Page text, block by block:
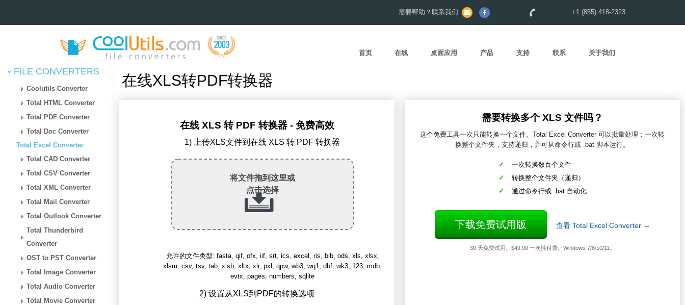
需要帮助？联系我们 +1 (855) 418-2323
首页 在线 桌面应用 产品 支持 联系 关于我们
FILE CONVERTERS
Coolutils Converter
Total HTML Converter
Total PDF Converter
Total Doc Converter
Total Excel Converter
Total CAD Converter
Total CSV Converter
Total XML Converter
Total Mail Converter
Total Outlook Converter
Total Thunderbird
Converter
OST to PST Converter
Total Image Converter
Total Audio Converter
Total Movie Converter
在线XLS转PDF转换器
在线 XLS 转 PDF 转换器 - 免费高效
1) 上传XLS文件到在线 XLS 转 PDF 转换器
将文件拖到这里或
点击选择
允许的文件类型: fasta, qif, ofx, iif, srt, ics, excel, ris, bib, ods, xls, xlsx,
xlsm, csv, tsv, tab, xlsb, xltx, xlr, pxl, qpw, wb3, wq1, dbf, wk3, 123, mdb,
evtx, pages, numbers, sqlite
2) 设置从XLS到PDF的转换选项
需要转换多个 XLS 文件吗？
这个免费工具一次只能转换一个文件。Total Excel Converter 可以批量处理：一次转
换整个文件夹，支持递归，并可从命令行或 .bat 脚本运行。
一次转换数百个文件
转换整个文件夹（递归）
通过命令行或 .bat 自动化
下载免费试用版 查看 Total Excel Converter →
30 天免费试用。$49.90 一次性付费。Windows 7/8/10/11。